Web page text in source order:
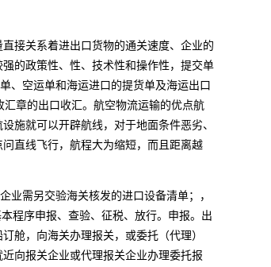
接关系着进出口货物的通关速度、企业的
的政策性、性、技术性和操作性，提交单
、空运单和海运进口的提货单及海运出口
章的出口收汇。航空物流运输的优点航
施就可以开辟航线，对于地面条件恶劣、
直线飞行，航程大为缩短，而且距离越
需另交验海关核发的进口设备清单；，
程序申报、查验、征税、放行。申报。出
舱，向海关办理报关，或委托（代理）
向报关企业或代理报关企业办理委托报